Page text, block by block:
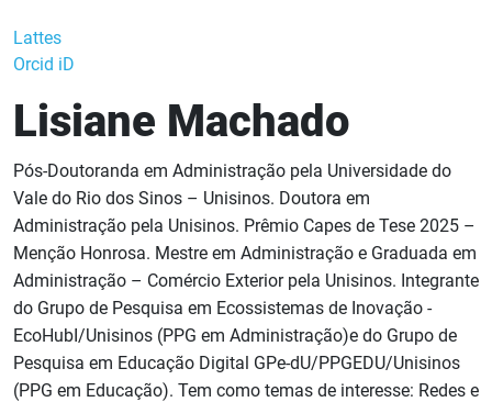
Lattes
Orcid iD
Lisiane Machado
Pós-Doutoranda em Administração pela Universidade do
Vale do Rio dos Sinos – Unisinos. Doutora em
Administração pela Unisinos. Prêmio Capes de Tese 2025 –
Menção Honrosa. Mestre em Administração e Graduada em
Administração – Comércio Exterior pela Unisinos. Integrante
do Grupo de Pesquisa em Ecossistemas de Inovação -
EcoHubI/Unisinos (PPG em Administração)e do Grupo de
Pesquisa em Educação Digital GPe-dU/PPGEDU/Unisinos
(PPG em Educação). Tem como temas de interesse: Redes e